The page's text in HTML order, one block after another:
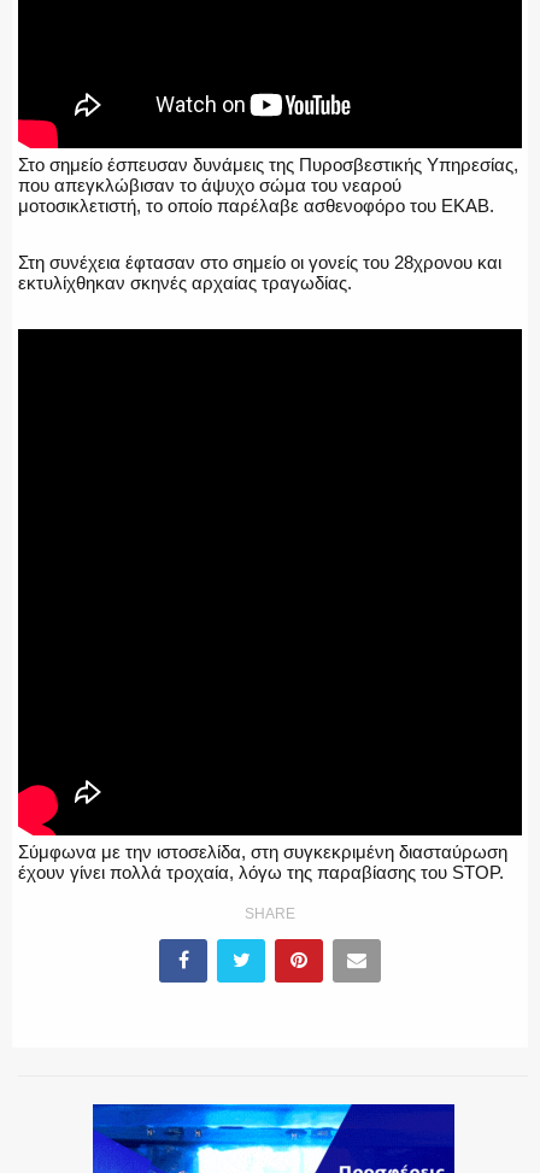
Στο σημείο έσπευσαν δυνάμεις της Πυροσβεστικής Υπηρεσίας,
που απεγκλώβισαν το άψυχο σώμα του νεαρού
μοτοσικλετιστή, το οποίο παρέλαβε ασθενοφόρο του ΕΚΑΒ.
Στη συνέχεια έφτασαν στο σημείο οι γονείς του 28χρονου και
εκτυλίχθηκαν σκηνές αρχαίας τραγωδίας.
Σύμφωνα με την ιστοσελίδα, στη συγκεκριμένη διασταύρωση
έχουν γίνει πολλά τροχαία, λόγω της παραβίασης του STOP.
SHARE